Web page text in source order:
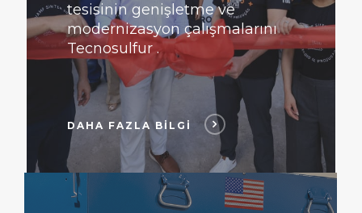
tesisinin genişletme ve
modernizasyon çalışmalarını
Tecnosulfur .
DAHA FAZLA BİLGİ
DAHA
FAZLA